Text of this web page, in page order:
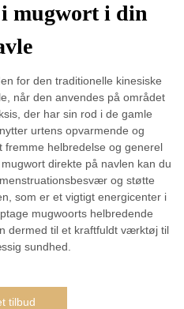
mugwort i din
for den traditionelle kinesiske
når den anvendes på området
der har sin rod i de gamle
urtens opvarmende og
fremme helbredelse og generel
direkte på navlen kan du
og støtte
som er et vigtigt energicenter i
mugwoorts helbredende
dermed til et kraftfuldt værktøj til
sundhed.
tilbud